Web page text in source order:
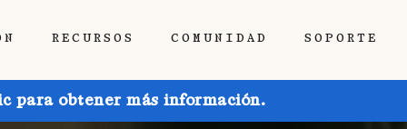
RECURSOS COMUNIDAD SOPORTE
para obtener más información.